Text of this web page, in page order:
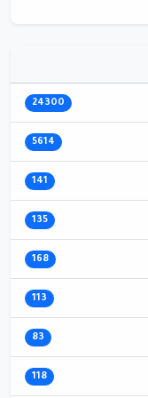
24300
5614
141
135
168
113
83
118